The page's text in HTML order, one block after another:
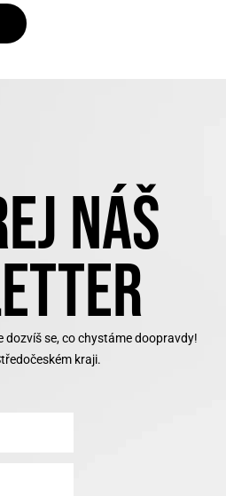
NÁŠ
dozvíš se, co chystáme doopravdy!
kraji.